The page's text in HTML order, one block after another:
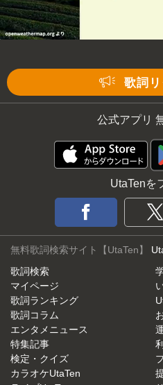
歌詞
公式アプリ
UtaTenを
無料歌詞検索サイト【UtaTen】
歌詞検索
マイページ
歌詞ランキング
歌詞コラム
エンタメニュース
特集記事
検定・クイズ
カラオケUtaTen